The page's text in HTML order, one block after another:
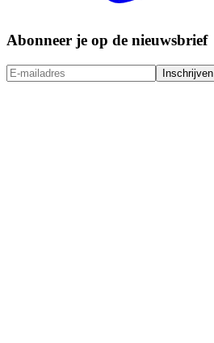
Abonneer je op de nieuwsbrief
Inschrijven